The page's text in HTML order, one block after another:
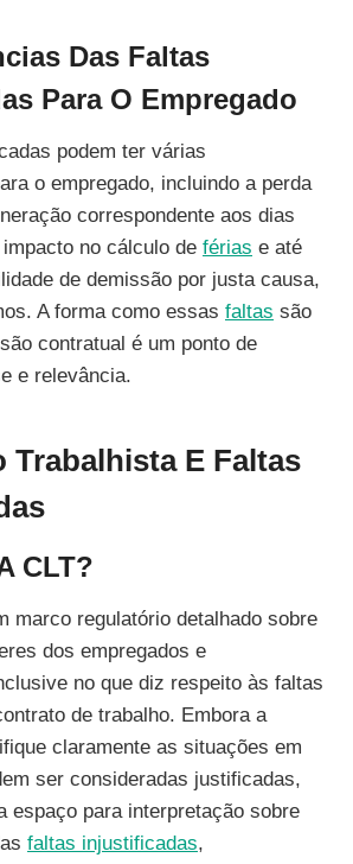
Das Faltas
Para O Empregado
podem ter várias
o empregado, incluindo a perda
correspondente aos dias
no cálculo de férias e até
de demissão por justa causa,
A forma como essas faltas são
contratual é um ponto de
e relevância.
Trabalhista E Faltas
CLT?
marco regulatório detalhado sobre
dos empregados e
no que diz respeito às faltas
de trabalho. Embora a
claramente as situações em
ser consideradas justificadas,
espaço para interpretação sobre
faltas injustificadas,